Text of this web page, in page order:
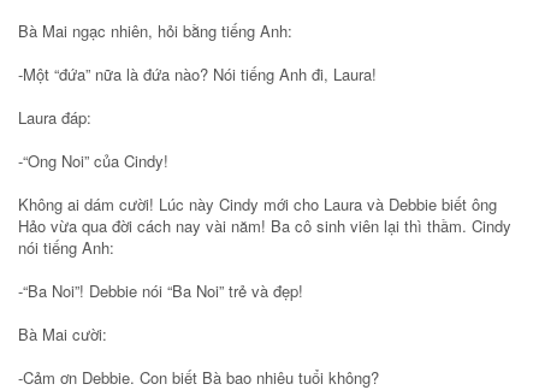
Bà Mai ngạc nhiên, hỏi bằng tiếng Anh:
-Một “đứa” nữa là đứa nào? Nói tiếng Anh đi, Laura!
Laura đáp:
-“Ong Noi” của Cindy!
Không ai dám cười! Lúc này Cindy mới cho Laura và Debbie biết ông
Hảo vừa qua đời cách nay vài năm! Ba cô sinh viên lại thì thầm. Cindy
nói tiếng Anh:
-“Ba Noi”! Debbie nói “Ba Noi” trẻ và đẹp!
Bà Mai cười:
-Cảm ơn Debbie. Con biết Bà bao nhiêu tuổi không?